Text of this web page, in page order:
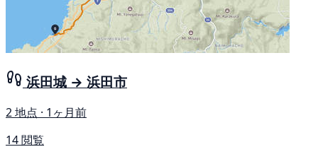
浜田城 → 浜田市
2 地点 · 1ヶ月前
14 閲覧